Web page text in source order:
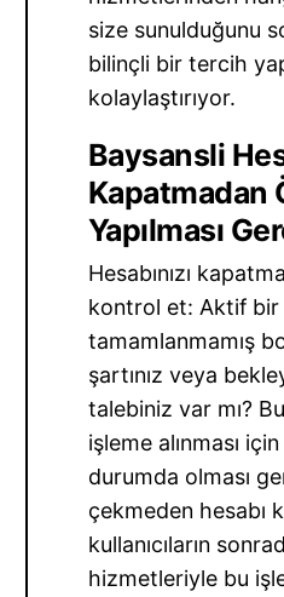
size sunulduğunu
bilinçli bir tercih
kolaylaştırıyor.
Baysansli
Kapatmadan
Yapılması
Hesabınızı
kontrol et: Aktif bir
tamamlanmamış
şartınız veya
talebiniz var mı?
işleme alınması
durumda olması
çekmeden hesabı
kullanıcıların
hizmetleriyle bu